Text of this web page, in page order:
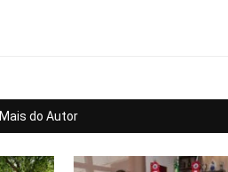
Mais do Autor